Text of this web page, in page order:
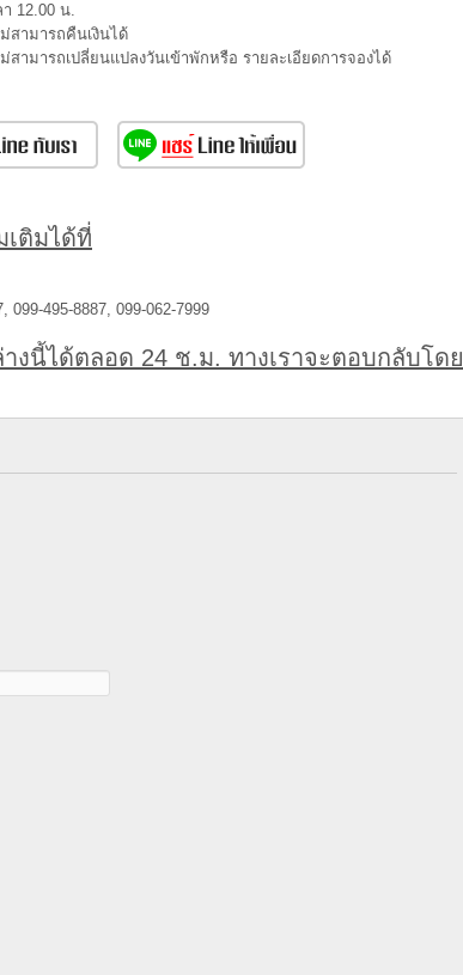
12.00 น.
สามารถคืนเงินได้
สามารถเปลี่ยนแปลงวันเข้าพักหรือ รายละเอียดการจองได้
เติมได้ที่
099-495-8887, 099-062-7999
งนี้ได้ตลอด 24 ช.ม. ทางเราจะตอบกลับโดย